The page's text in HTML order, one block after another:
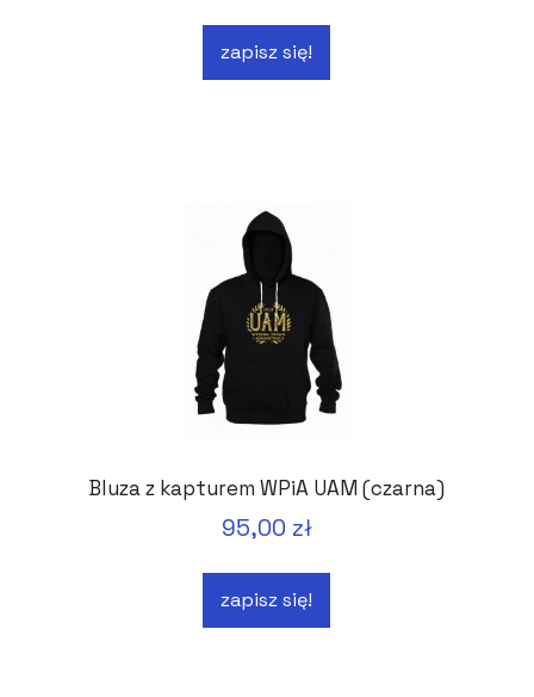
zapisz się!
Bluza z kapturem WPiA UAM (czarna)
95,00 zł
zapisz się!